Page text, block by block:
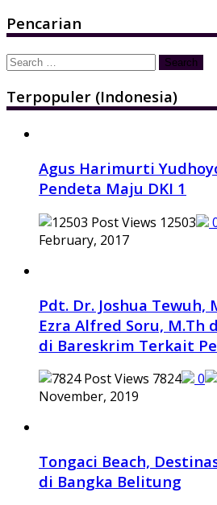
Pencarian
Search
Terpopuler (Indonesia)
Agus Harimurti
Pendeta Maju DKI 1
12503
February, 2017
Pdt. Dr. Joshua Tewuh,
Ezra Alfred Soru, M.Th
di Bareskrim Terkait
7824 0
November, 2019
Tongaci Beach,
di Bangka Belitung